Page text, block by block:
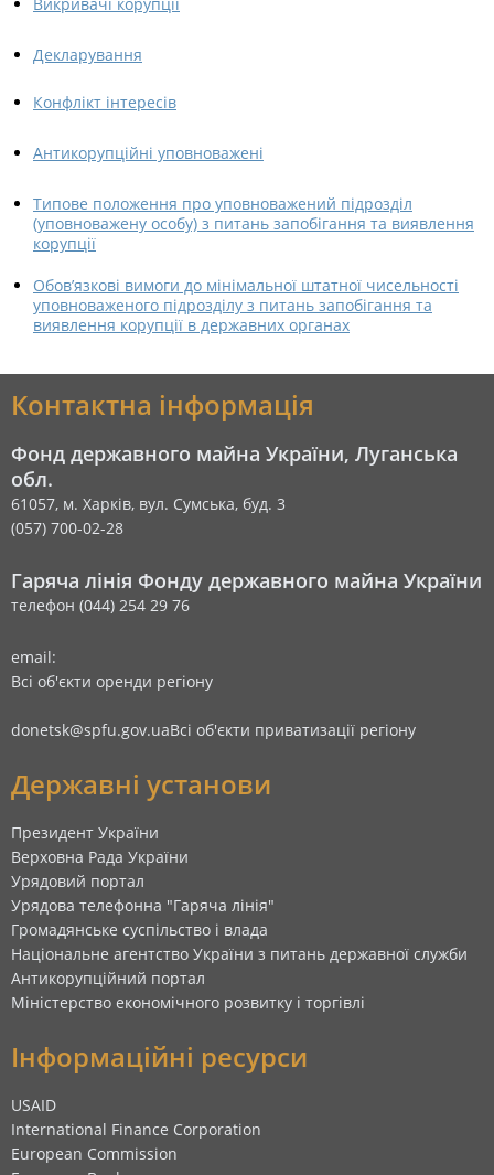
Декларування
Конфлікт інтересів
Антикорупційні уповноважені
Типове положення про уповноважений підрозділ
(уповноважену особу) з питань запобігання та виявлення
корупції
Обов’язкові вимоги до мінімальної штатної чисельності
уповноваженого підрозділу з питань запобігання та
виявлення корупції в державних органах
Контактна інформація
Фонд державного майна України, Луганська
обл.
61057, м. Харків, вул. Сумська, буд. 3
(057) 700-02-28
Гаряча лінія Фонду державного майна України
телефон (044) 254 29 76
email:
Всі об'єкти оренди регіону
donetsk@spfu.gov.uaВсі об'єкти приватизації регіону
Державні установи
Президент України
Верховна Рада України
Урядовий портал
Урядова телефонна "Гаряча лінія"
Громадянське суспільство і влада
Національне агентство України з питань державної служби
Антикорупційний портал
Міністерство економічного розвитку і торгівлі
Інформаційні ресурси
USAID
International Finance Corporation
European Commission